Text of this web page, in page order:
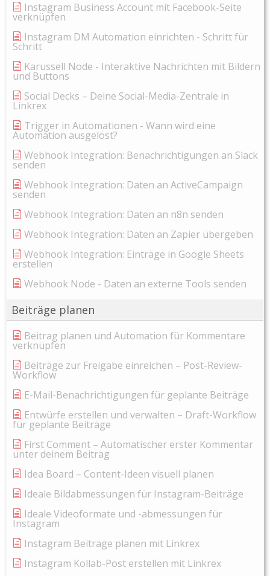
Instagram Business Account mit Facebook-Seite
verknüpfen
Instagram DM Automation einrichten - Schritt für
Schritt
Karussell Node - Interaktive Nachrichten mit Bildern
und Buttons
Social Decks – Deine Social-Media-Zentrale in
Linkrex
Trigger in Automationen - Wann wird eine
Automation ausgelöst?
Webhook Integration: Benachrichtigungen an Slack
senden
Webhook Integration: Daten an ActiveCampaign
senden
Webhook Integration: Daten an n8n senden
Webhook Integration: Daten an Zapier übergeben
Webhook Integration: Einträge in Google Sheets
erstellen
Webhook Node - Daten an externe Tools senden
Beiträge planen
Beitrag planen und Automation für Kommentare
verknüpfen
Beiträge zur Freigabe einreichen – Post-Review-
Workflow
E-Mail-Benachrichtigungen für geplante Beiträge
Entwürfe erstellen und verwalten – Draft-Workflow
für geplante Beiträge
First Comment – Automatischer erster Kommentar
unter deinem Beitrag
Idea Board – Content-Ideen visuell planen
Ideale Bildabmessungen für Instagram-Beiträge
Ideale Videoformate und -abmessungen für
Instagram
Instagram Beiträge planen mit Linkrex
Instagram Kollab-Post erstellen mit Linkrex